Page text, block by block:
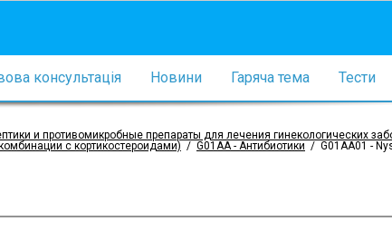
консультація Новини Гаряча тема Тести
и противомикробные препараты для лечения гинекологических
с кортикостероидами) / G01AA - Антибиотики / G01AA01 -